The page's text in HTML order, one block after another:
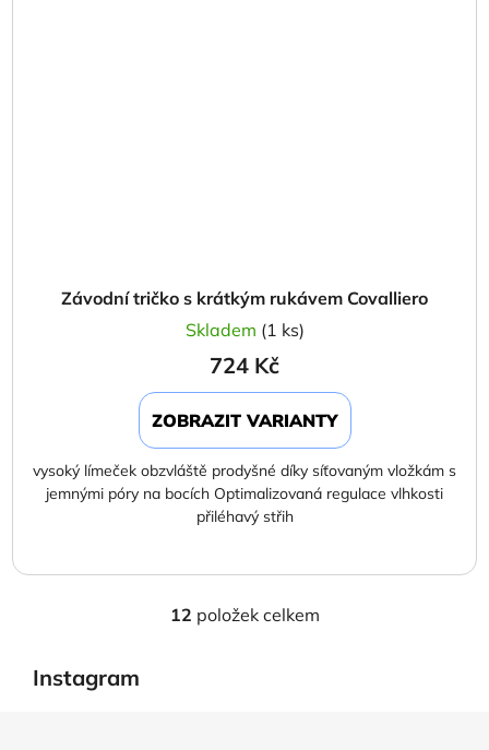
Závodní tričko s krátkým rukávem Covalliero
Skladem (1 ks)
724 Kč
ZOBRAZIT VARIANTY
vysoký límeček obzvláště prodyšné díky síťovaným vložkám s
jemnými póry na bocích Optimalizovaná regulace vlhkosti
přiléhavý střih
O
12 položek celkem
Instagram